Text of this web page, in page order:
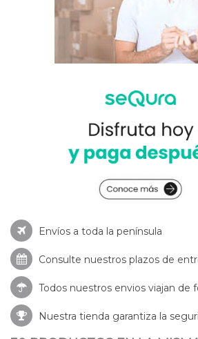
Envíos a toda la península
Consulte nuestros plazos de
Todos nuestros envios viajan de
Nuestra tienda garantiza la